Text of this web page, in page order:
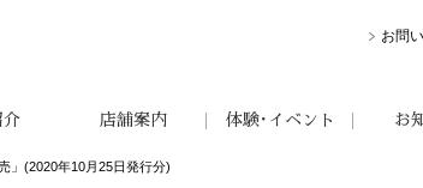
お問
介 店舗案内 体験･イベント お
」(2020年10月25日発行分)